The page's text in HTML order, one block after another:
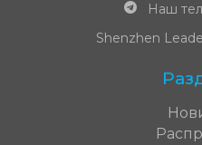
Наш
Shenzhen